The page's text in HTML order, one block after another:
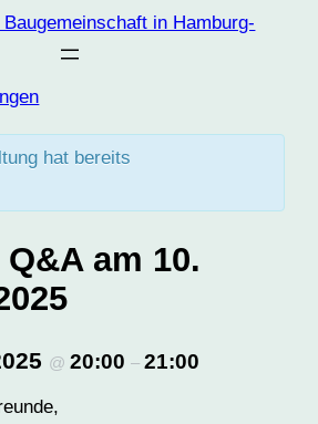
hat bereits
am 10.
@20:00–21:00